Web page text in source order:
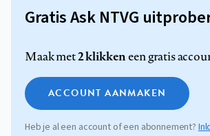
Gratis Ask NTVG
Maak met2 klikkeneen gratis
ACCOUNT AANMAKEN
Heb je al een account of een abonnement?